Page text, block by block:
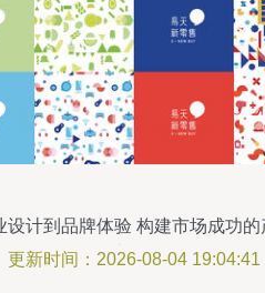
设计到品牌体验 构建市场成功的
设计全链路
更新时间：2026-08-04 19:04:41